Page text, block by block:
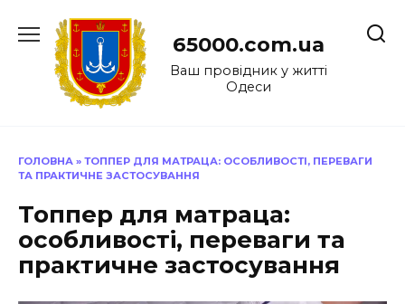
до
65000.com.ua
Ваш провідник у житті
Одеси
ГОЛОВНА » ТОППЕР ДЛЯ МАТРАЦА: ОСОБЛИВОСТІ, ПЕРЕВАГИ
ТА ПРАКТИЧНЕ ЗАСТОСУВАННЯ
Топпер для матраца:
особливості, переваги та
практичне застосування